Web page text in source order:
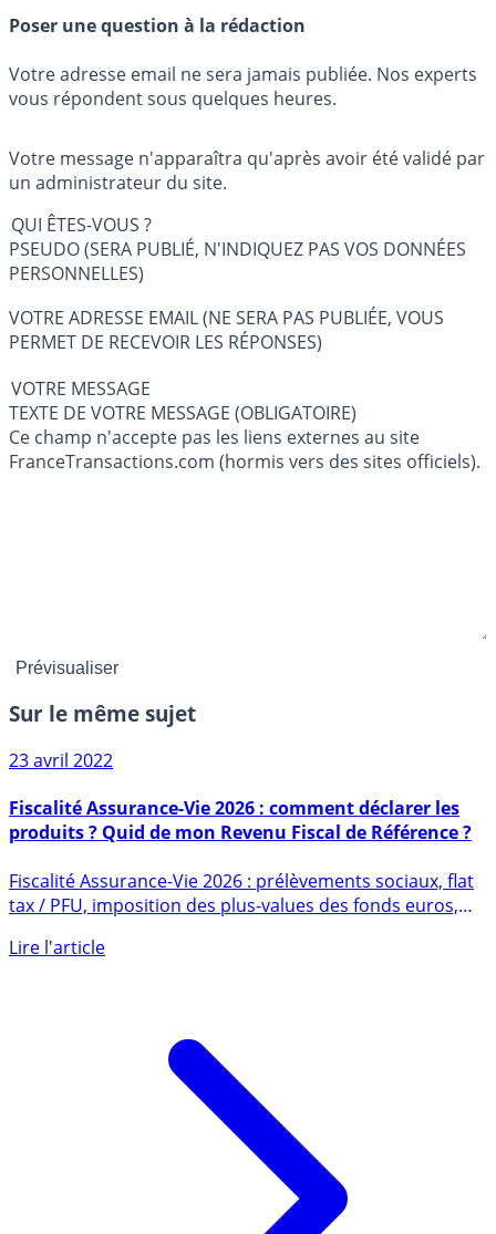
Poser une question à la rédaction
Votre adresse email ne sera jamais publiée. Nos experts
vous répondent sous quelques heures.
Votre message n'apparaîtra qu'après avoir été validé par
un administrateur du site.
QUI ÊTES-VOUS ?
PSEUDO (SERA PUBLIÉ, N'INDIQUEZ PAS VOS DONNÉES
PERSONNELLES)
VOTRE ADRESSE EMAIL (NE SERA PAS PUBLIÉE, VOUS
PERMET DE RECEVOIR LES RÉPONSES)
VOTRE MESSAGE
TEXTE DE VOTRE MESSAGE (OBLIGATOIRE)
Ce champ n'accepte pas les liens externes au site
FranceTransactions.com (hormis vers des sites officiels).
Sur le même sujet
23 avril 2022
produits ? Quid de mon Revenu Fiscal de Référence ?
Fiscalité Assurance-Vie 2026 : prélèvements sociaux, flat
tax / PFU, imposition des plus-values des fonds euros,